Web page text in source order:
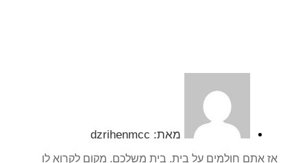
מאת: dzrihenmcc
אז אתם חולמים על בית. בית משלכם. מקום לקרוא לו